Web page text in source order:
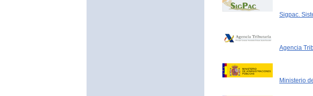
Sigpac.
Agencia
Ministerio